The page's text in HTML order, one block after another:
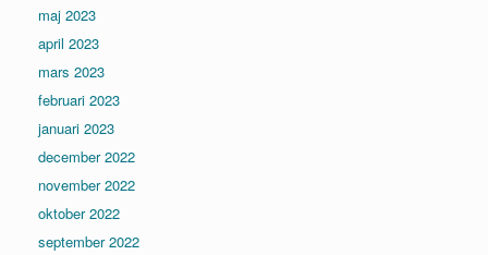
maj 2023
april 2023
mars 2023
februari 2023
januari 2023
december 2022
november 2022
oktober 2022
september 2022